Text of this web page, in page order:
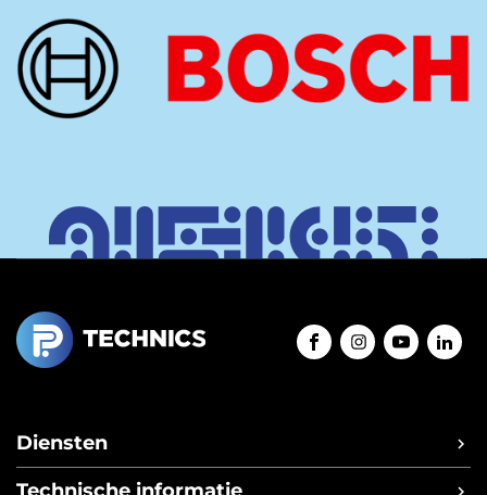
Diensten
Mobiele werkplaats service